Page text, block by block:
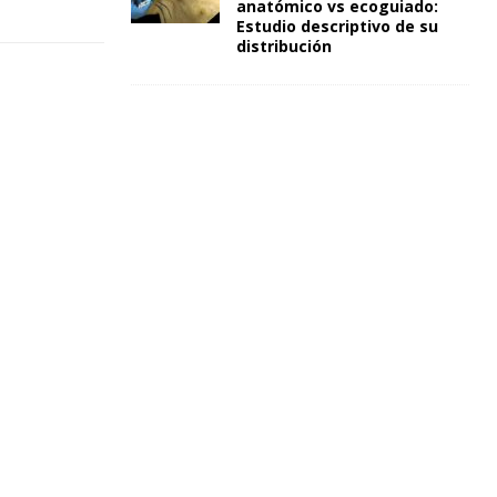
anatómico vs ecoguiado:
Estudio descriptivo de su
distribución